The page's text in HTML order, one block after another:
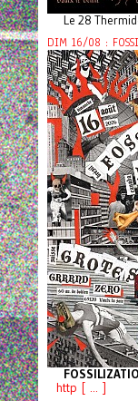
Le 28
DIM 16/08 :
http [ ... ]